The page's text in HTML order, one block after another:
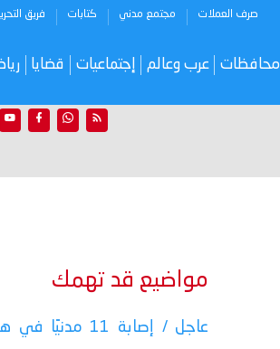
صرف العملات مجتمع مدني كتابات فريق
محافظات عرب وعالم إجتماعيات قضايا
مواضيع قد تهمك
عاجل / إصابة 11